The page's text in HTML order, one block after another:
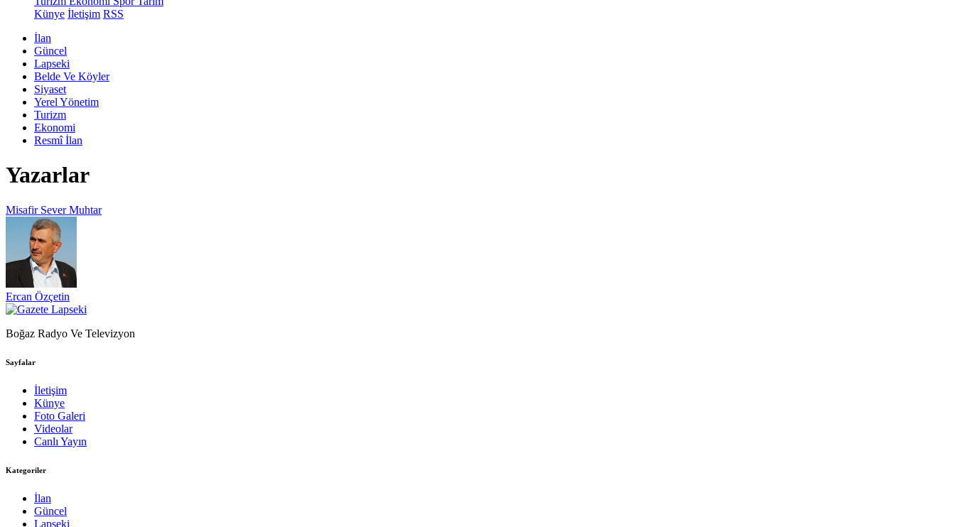
Künye İletişim RSS
İlan
Güncel
Lapseki
Belde Ve Köyler
Siyaset
Yerel Yönetim
Turizm
Ekonomi
Resmî İlan
Yazarlar
Misafir Sever Muhtar
Ercan Özçetin
Boğaz Radyo Ve Televizyon
Sayfalar
İletişim
Künye
Foto Galeri
Videolar
Canlı Yayın
Kategoriler
İlan
Güncel
Lapseki